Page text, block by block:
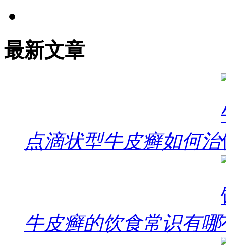
最新文章
点滴状型牛皮癣如何治
牛皮癣的饮食常识有哪